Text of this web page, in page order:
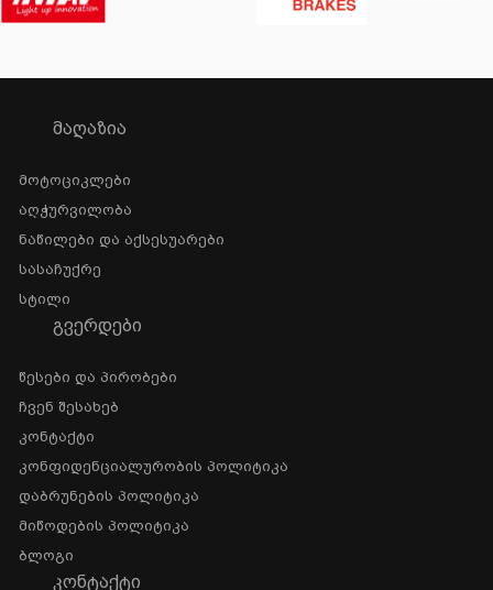
ᲛᲐᲦᲐᲖᲘᲐ
Მოტოციკლები
Აღჭურვილობა
Ნაწილები Და Აქსესუარები
Სასაჩუქრე
Სტილი
ᲒᲕᲔᲠᲓᲔᲑᲘ
Წესები Და Პირობები
Ჩვენ Შესახებ
Კონტაქტი
Კონფიდენციალურობის Პოლიტიკა
Დაბრუნების Პოლიტიკა
Მიწოდების Პოლიტიკა
Ბლოგი
ᲙᲝᲜᲢᲐᲥᲢᲘ